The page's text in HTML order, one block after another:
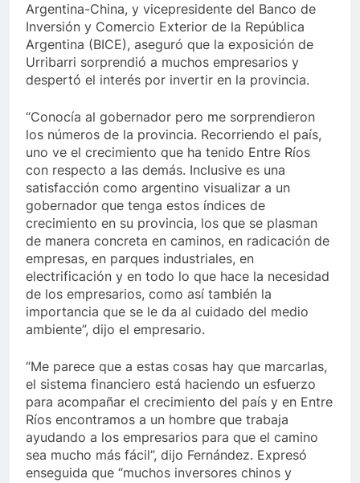
Argentina-China, y vicepresidente del Banco de
Inversión y Comercio Exterior de la República
Argentina (BICE), aseguró que la exposición de
Urribarri sorprendió a muchos empresarios y
despertó el interés por invertir en la provincia.
“Conocía al gobernador pero me sorprendieron
los números de la provincia. Recorriendo el país,
uno ve el crecimiento que ha tenido Entre Ríos
con respecto a las demás. Inclusive es una
satisfacción como argentino visualizar a un
gobernador que tenga estos índices de
crecimiento en su provincia, los que se plasman
de manera concreta en caminos, en radicación de
empresas, en parques industriales, en
electrificación y en todo lo que hace la necesidad
de los empresarios, como así también la
importancia que se le da al cuidado del medio
ambiente”, dijo el empresario.
“Me parece que a estas cosas hay que marcarlas,
el sistema financiero está haciendo un esfuerzo
para acompañar el crecimiento del país y en Entre
Ríos encontramos a un hombre que trabaja
ayudando a los empresarios para que el camino
sea mucho más fácil”, dijo Fernández. Expresó
enseguida que “muchos inversores chinos y